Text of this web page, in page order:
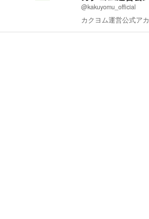
@kakuyomu_official
カクヨム運営公式ア